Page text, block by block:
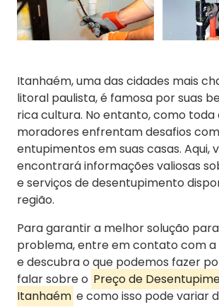
Itanhaém, uma das cidades mais
litoral paulista, é famosa por suas
rica cultura. No entanto, como toda
moradores enfrentam desafios
entupimentos em suas casas. Aqui,
encontrará informações valiosas
e serviços de desentupimento
região.
Para garantir a melhor solução
problema, entre em contato com a
e descubra o que podemos fazer
falar sobre o Preço de
Itanhaém e como isso pode variar